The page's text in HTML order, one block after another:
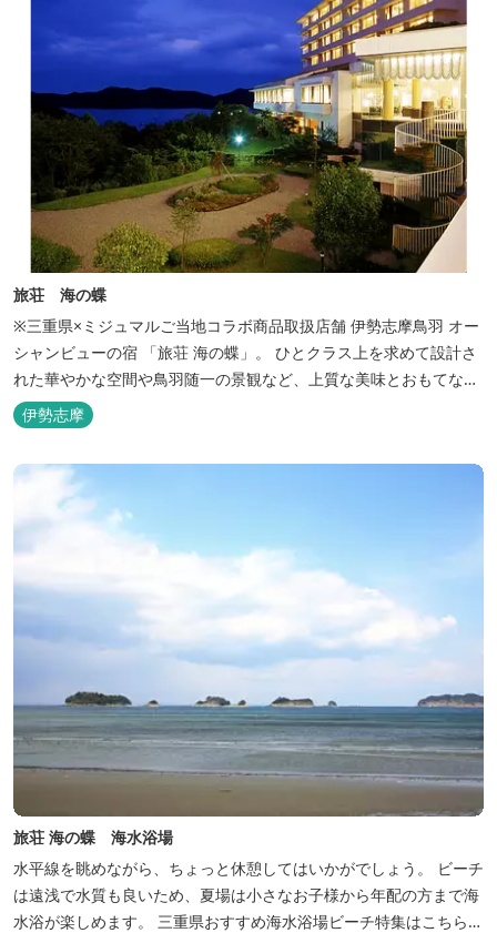
旅荘 海の蝶
※三重県×ミジュマルご当地コラボ商品取扱店舗 伊勢志摩鳥羽 オー
シャンビューの宿 「旅荘 海の蝶」。 ひとクラス上を求めて設計さ
れた華やかな空間や鳥羽随一の景観など、上質な美味とおもてなし
をお約束します。 海の蝶ならではのゆとりの休日をお過ごし下さい
ませ。
伊勢志摩
旅荘 海の蝶 海水浴場
水平線を眺めながら、ちょっと休憩してはいかがでしょう。 ビーチ
は遠浅で水質も良いため、夏場は小さなお子様から年配の方まで海
水浴が楽しめます。 三重県おすすめ海水浴場ビーチ特集はこちら